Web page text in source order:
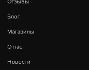
Отзывы
Блог
Магазины
О нас
Новости